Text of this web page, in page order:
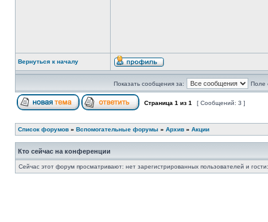
Вернуться к началу
Показать сообщения за: Поле
Страница 1 из 1 [ Сообщений: 3 ]
Список форумов » Вспомогательные форумы » Архив » Акции
Кто сейчас на конференции
Сейчас этот форум просматривают: нет зарегистрированных пользователей и